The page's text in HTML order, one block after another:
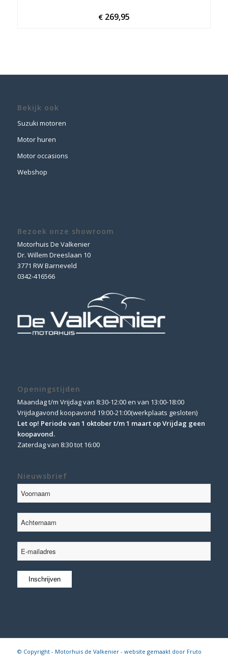
€269,95
Bekijk ook
Suzuki motoren
Motor huren
Motor occasions
Webshop
Bezoek onze showroom
Motorhuis De Valkenier
Dr. Willem Dreeslaan 10
3771 RW Barneveld
0342-416566
Openingstijden
Maandag t/m Vrijdag van 8:30-12:00 en van 13:00-18:00
Vrijdagavond koopavond 19:00-21:00(werkplaats gesloten)
Let op! Periode van 1 oktober t/m 1 maart op Vrijdag geen
koopavond.
Zaterdag van 8:30 tot 16:00
Nieuwsbrief
© Copyright - Motorhuis de Valkenier - website gemaakt door Fruto